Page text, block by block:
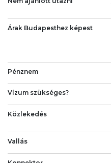
Árak Budapesthez képest
Pénznem
Vízum szükséges?
Közlekedés
Vallás